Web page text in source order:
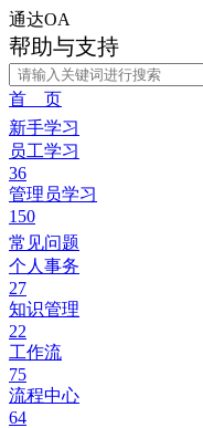
通达OA
帮助与支持
首 页
新手学习
员工学习
36
管理员学习
150
常见问题
个人事务
27
知识管理
22
工作流
75
流程中心
64